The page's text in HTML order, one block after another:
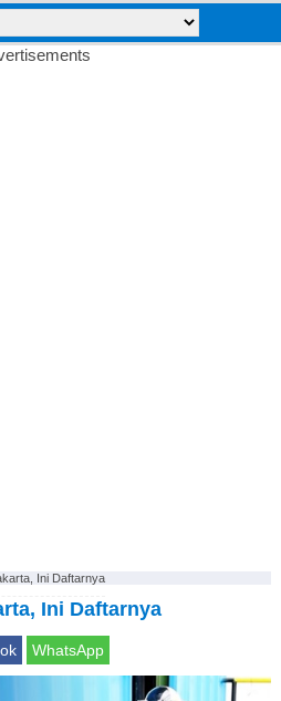
Ini Daftarnya
Ini Daftarnya
WhatsApp